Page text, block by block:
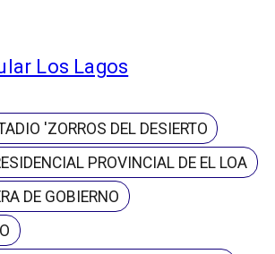
Los Lagos
'ZORROS DEL DESIERTO
PROVINCIAL DE EL LOA
DE GOBIERNO